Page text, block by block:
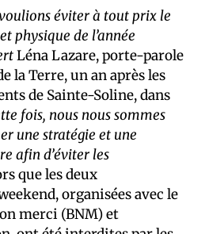
éviter à tout prix le
physique de l’année
Léna Lazare, porte-parole
la Terre, un an après les
de Sainte-Soline, dans
fois, nous nous sommes
une stratégie et une
afin d’éviter les
que les deux
organisées avec le
merci (BNM) et